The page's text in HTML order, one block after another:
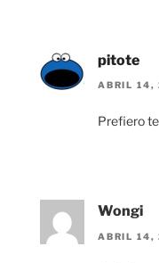
pitote
ABRIL 14,
Prefiero
Wongi
ABRIL 14,